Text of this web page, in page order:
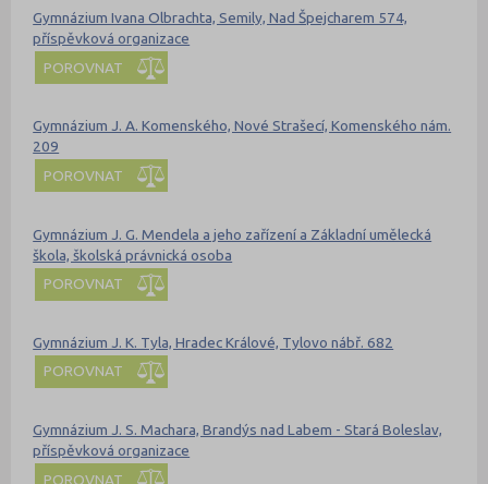
Gymnázium Ivana Olbrachta, Semily, Nad Špejcharem 574,
příspěvková organizace
POROVNAT
Gymnázium J. A. Komenského, Nové Strašecí, Komenského nám.
209
POROVNAT
Gymnázium J. G. Mendela a jeho zařízení a Základní umělecká
škola, školská právnická osoba
POROVNAT
Gymnázium J. K. Tyla, Hradec Králové, Tylovo nábř. 682
POROVNAT
Gymnázium J. S. Machara, Brandýs nad Labem - Stará Boleslav,
příspěvková organizace
POROVNAT